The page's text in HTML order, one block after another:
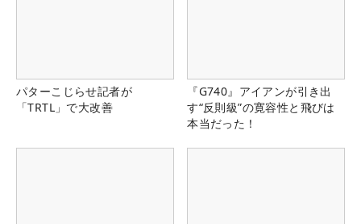
パターこじらせ記者が
「TRTL」で大改善
『G740』アイアンが引き出
す“反則級”の寛容性と飛びは
本当だった！